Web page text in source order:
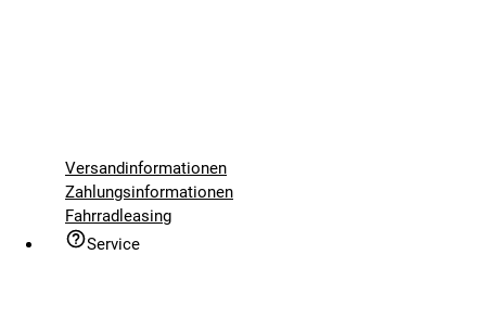
Versandinformationen
Zahlungsinformationen
Fahrradleasing
Service